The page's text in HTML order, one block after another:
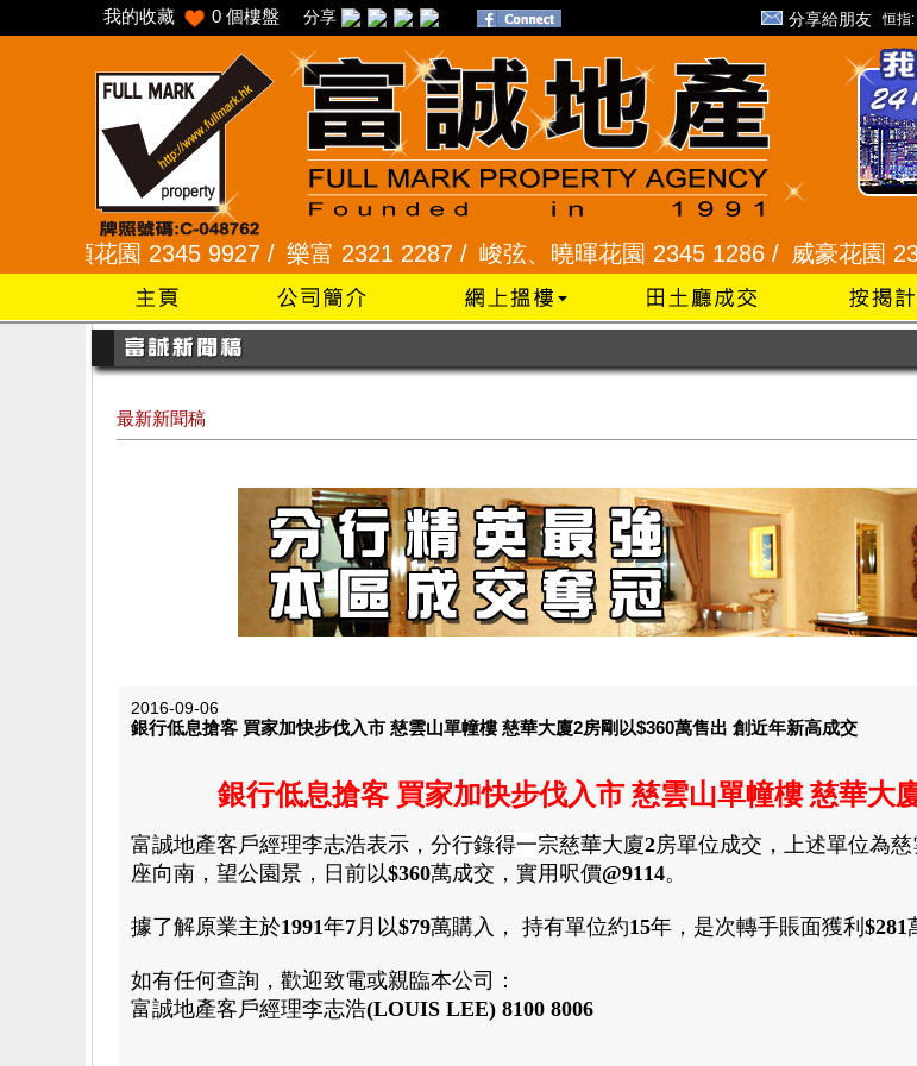
我的收藏 0 個樓盤 分享 分享給朋友 恒指:
園 2345 9927 /樂富 2321 2287 /峻弦、曉暉花園 2345 1286 /威豪花園 2345
最新新聞稿
2016-09-06
銀行低息搶客 買家加快步伐入市 慈雲山單幢樓 慈華大廈2房剛以$360萬售出 創近年新高成交
銀行低息搶客 買家加快步伐入市 慈雲山單幢樓 慈華大
富誠地產客戶經理李志浩表示 ， 分行錄得一宗慈華大廈2房單位成交 ， 上述單位為慈
座向南 ， 望公園景 ， 日前以$360萬成交 ， 實用呎價@9114。
據了解原業主於1991年7月以$79萬購入 ， 持有單位約15年 ， 是次轉手賬面獲利 $281
如有任何查詢 ， 歡迎致電或親臨本公司：
富誠地產客戶經理李志浩(LOUIS LEE) 8100 8006